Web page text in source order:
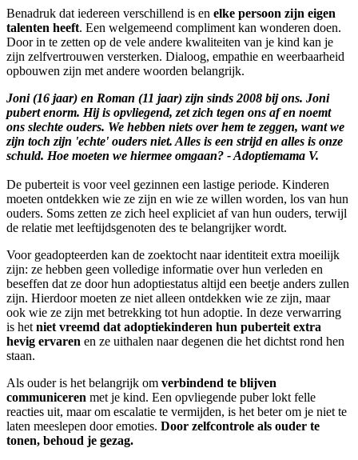
Benadruk dat iedereen verschillend is en elke persoon zijn eigen
talenten heeft. Een welgemeend compliment kan wonderen doen.
Door in te zetten op de vele andere kwaliteiten van je kind kan je
zijn zelfvertrouwen versterken. Dialoog, empathie en weerbaarheid
opbouwen zijn met andere woorden belangrijk.
Joni (16 jaar) en Roman (11 jaar) zijn sinds 2008 bij ons. Joni
pubert enorm. Hij is opvliegend, zet zich tegen ons af en noemt
ons slechte ouders. We hebben niets over hem te zeggen, want we
zijn toch zijn 'echte' ouders niet. Alles is een strijd en alles is onze
schuld. Hoe moeten we hiermee omgaan? - Adoptiemama V.
De puberteit is voor veel gezinnen een lastige periode. Kinderen
moeten ontdekken wie ze zijn en wie ze willen worden, los van hun
ouders. Soms zetten ze zich heel expliciet af van hun ouders, terwijl
de relatie met leeftijdsgenoten des te belangrijker wordt.
Voor geadopteerden kan de zoektocht naar identiteit extra moeilijk
zijn: ze hebben geen volledige informatie over hun verleden en
beseffen dat ze door hun adoptiestatus altijd een beetje anders zullen
zijn. Hierdoor moeten ze niet alleen ontdekken wie ze zijn, maar
ook wie ze zijn met betrekking tot hun adoptie. In deze verwarring
is hetniet vreemd dat adoptiekinderen hun puberteit extra
hevig ervaren en ze uithalen naar degenen die het dichtst rond hen
staan.
Als ouder is het belangrijk om verbindend te blijven
communiceren met je kind. Een opvliegende puber lokt felle
reacties uit, maar om escalatie te vermijden, is het beter om je niet te
laten meeslepen door emoties. Door zelfcontrole als ouder te
tonen, behoud je gezag.